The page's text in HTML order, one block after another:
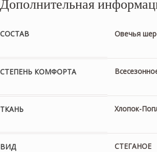
СОСТАВ Овечья
СТЕПЕНЬ КОМФОРТА
ТКАНЬ Хлопок-
ВИД СТЕГАНОЕ